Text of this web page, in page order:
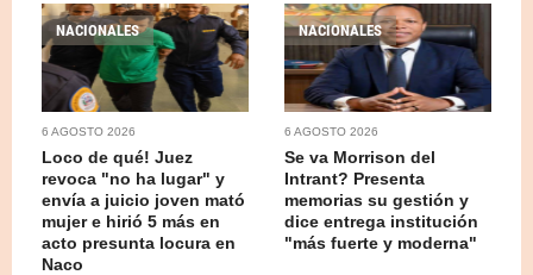
NACIONALES
6 AGOSTO 2026
Loco de qué! Juez
revoca "no ha lugar" y
envía a juicio joven mató
mujer e hirió 5 más en
acto presunta locura en
Naco
NACIONALES
6 AGOSTO 2026
Se va Morrison del
Intrant? Presenta
memorias su gestión y
dice entrega institución
"más fuerte y moderna"